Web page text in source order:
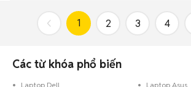
1 2 3 4
Các từ khóa phổ biến
Laptop Dell
Laptop Asus